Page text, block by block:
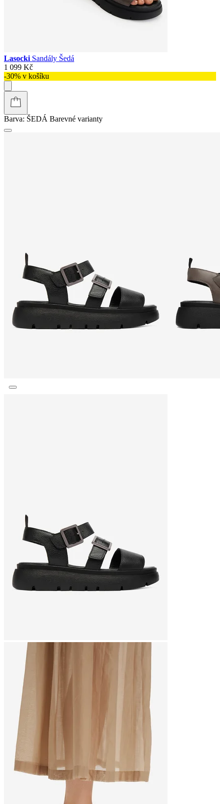
Lasocki Sandály Šedá
1 099 Kč
-30% v košíku
Barva: ŠEDÁ Barevné varianty